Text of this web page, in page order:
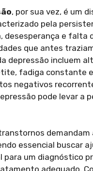
, por sua vez, é um
pela
desesperança e falta
que antes
depressão incluem
fadiga constante e
negativos
pode levar a
demandam
essencial buscar
para um diagnóstico